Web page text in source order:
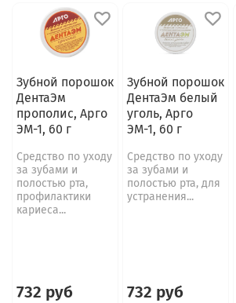
Зубной порошок
ДентаЭм
прополис, Арго
ЭМ-1, 60 г
Средство по уходу
за зубами и
полостью рта,
профилактики
кариеса...
732 руб
Зубной порошок
ДентаЭм белый
уголь, Арго
ЭМ-1, 60 г
Средство по уходу
за зубами и
полостью рта, для
устранения...
732 руб